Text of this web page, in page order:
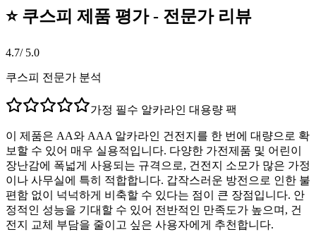
⭐ 쿠스피 제품 평가 - 전문가 리뷰
4.7/ 5.0
쿠스피 전문가 분석
가정 필수 알카라인 대용량 팩
이 제품은 AA와 AAA 알카라인 건전지를 한 번에 대량으로 확
보할 수 있어 매우 실용적입니다. 다양한 가전제품 및 어린이
장난감에 폭넓게 사용되는 규격으로, 건전지 소모가 많은 가정
이나 사무실에 특히 적합합니다. 갑작스러운 방전으로 인한 불
편함 없이 넉넉하게 비축할 수 있다는 점이 큰 장점입니다. 안
정적인 성능을 기대할 수 있어 전반적인 만족도가 높으며, 건
전지 교체 부담을 줄이고 싶은 사용자에게 추천합니다.